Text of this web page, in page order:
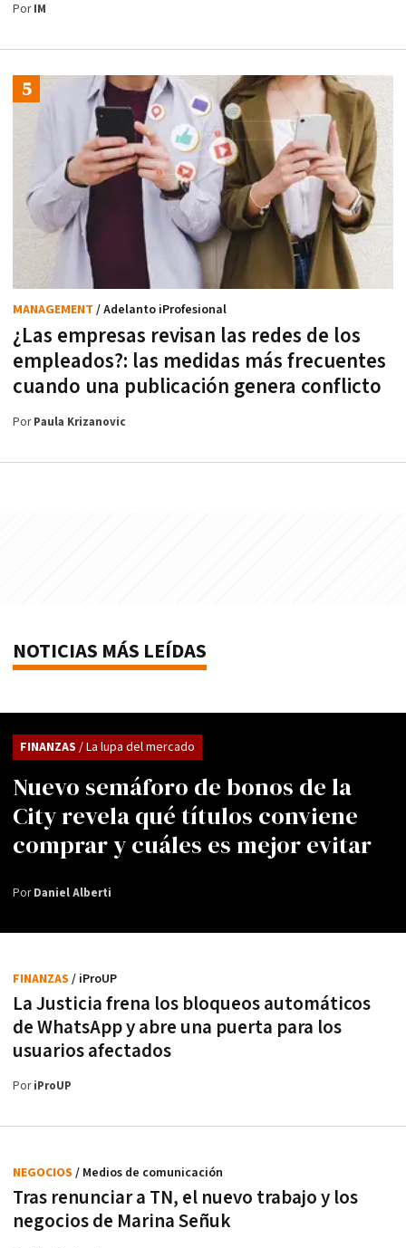
PorIM
¿Las empresas revisan las redes de los
empleados?: las medidas más frecuentes
cuando una publicación genera conflicto
MANAGEMENT / Adelanto iProfesional
PorPaula Krizanovic
NOTICIAS MÁS LEÍDAS
Nuevo semáforo de bonos de la
City revela qué títulos conviene
comprar y cuáles es mejor evitar
FINANZAS / La lupa del mercado
PorDaniel Alberti
La Justicia frena los bloqueos automáticos
de WhatsApp y abre una puerta para los
usuarios afectados
FINANZAS / iProUP
PoriProUP
Tras renunciar a TN, el nuevo trabajo y los
negocios de Marina Señuk
NEGOCIOS / Medios de comunicación